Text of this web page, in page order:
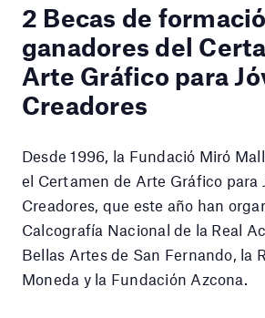
2 Becas de
ganadores del
Arte Gráfico para
Creadores
Desde 1996, la Fundació Miró
el Certamen de Arte Gráfico para
Creadores, que este año han
Calcografía Nacional de la Real
Bellas Artes de San Fernando, la
Moneda y la Fundación Azcona.